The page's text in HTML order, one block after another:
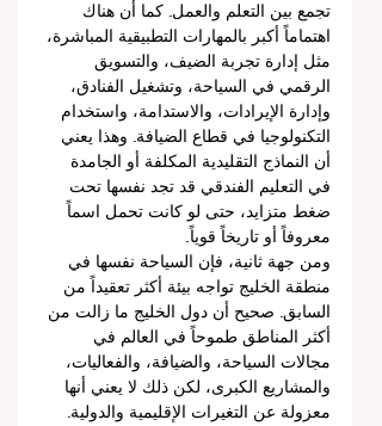
تجمع بين التعلم والعمل. كما أن هناك
اهتماماً أكبر بالمهارات التطبيقية المباشرة،
مثل إدارة تجربة الضيف، والتسويق
الرقمي في السياحة، وتشغيل الفنادق،
وإدارة الإيرادات، والاستدامة، واستخدام
التكنولوجيا في قطاع الضيافة. وهذا يعني
أن النماذج التقليدية المكلفة أو الجامدة
في التعليم الفندقي قد تجد نفسها تحت
ضغط متزايد، حتى لو كانت تحمل اسماً
معروفاً أو تاريخاً قوياً.
ومن جهة ثانية، فإن السياحة نفسها في
منطقة الخليج تواجه بيئة أكثر تعقيداً من
السابق. صحيح أن دول الخليج ما زالت من
أكثر المناطق طموحاً في العالم في
مجالات السياحة، والضيافة، والفعاليات،
والمشاريع الكبرى، لكن ذلك لا يعني أنها
معزولة عن التغيرات الإقليمية والدولية.